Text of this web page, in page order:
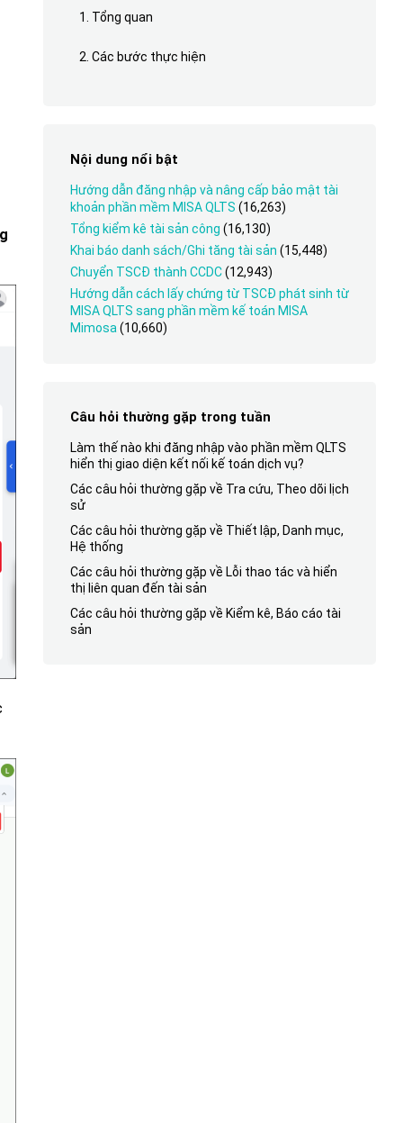
1. Tổng quan
2. Các bước thực hiện
Nội dung nổi bật
Hướng dẫn đăng nhập và nâng cấp bảo mật tài
khoản phần mềm MISA QLTS (16,263)
Tổng kiểm kê tài sản công (16,130)
Khai báo danh sách/Ghi tăng tài sản (15,448)
Chuyển TSCĐ thành CCDC(12,943)
Hướng dẫn cách lấy chứng từ TSCĐ phát sinh từ
MISA QLTS sang phần mềm kế toán MISA
Mimosa (10,660)
Câu hỏi thường gặp trong tuần
Làm thế nào khi đăng nhập vào phần mềm QLTS
hiển thị giao diện kết nối kế toán dịch vụ?
Các câu hỏi thường gặp về Tra cứu, Theo dõi lịch
sử
Các câu hỏi thường gặp về Thiết lập, Danh mục,
Hệ thống
Các câu hỏi thường gặp về Lỗi thao tác và hiển
thị liên quan đến tài sản
Các câu hỏi thường gặp về Kiểm kê, Báo cáo tài
sản